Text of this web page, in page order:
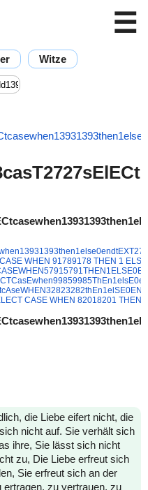
☰
Witze
WHEN 91789178 THEN 1
CASE WHEN 82018201 THEN
die Liebe eifert nicht, die
nicht auf. Sie verhält sich
ihre, Sie lässt sich nicht
zu, Die Liebe erfreut sich
Sie erfreut sich an der
ertragen, zu vertrauen, zu